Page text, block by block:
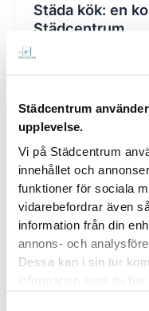
Städcentrum
upplevelse.
Vi på Städcentrum
innehållet och
funktioner för sociala
vidarebefordrar även
information från din
annons- och
Dessa kan i sin tur
Städa kök: en
Städcentrum
städuppgiften är att
där vi hanterar